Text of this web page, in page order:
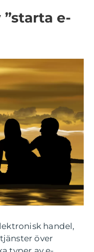
e-
handel,
över